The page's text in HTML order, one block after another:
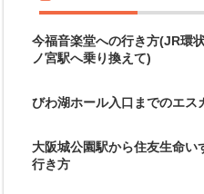
今福音楽堂への行き方(JR環
ノ宮駅へ乗り換えて)
びわ湖ホール入口までのエス
大阪城公園駅から住友生命
行き方